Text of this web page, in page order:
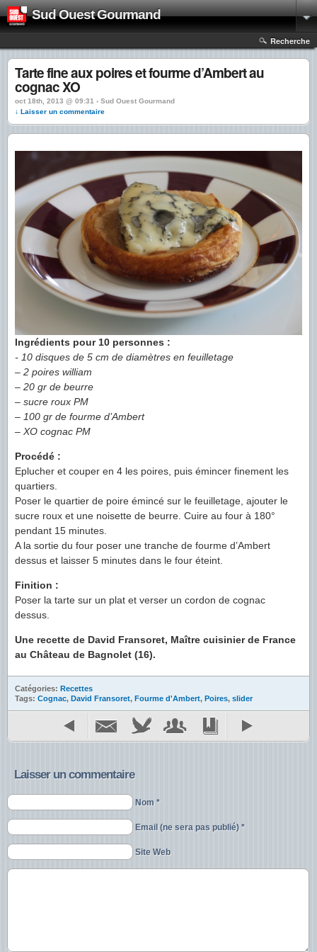
Sud Ouest Gourmand
Recherche
Tarte fine aux poires et fourme d’Ambert au
cognac XO
oct 18th, 2013 @ 09:31 › Sud Ouest Gourmand
↓ Laisser un commentaire
Ingrédients pour 10 personnes :
- 10 disques de 5 cm de diamètres en feuilletage
– 2 poires william
– 20 gr de beurre
– sucre roux PM
– 100 gr de fourme d’Ambert
– XO cognac PM
Procédé :
Eplucher et couper en 4 les poires, puis émincer finement les
quartiers.
Poser le quartier de poire émincé sur le feuilletage, ajouter le
sucre roux et une noisette de beurre. Cuire au four à 180°
pendant 15 minutes.
A la sortie du four poser une tranche de fourme d’Ambert
dessus et laisser 5 minutes dans le four éteint.
Finition :
Poser la tarte sur un plat et verser un cordon de cognac
dessus.
Une recette de David Fransoret, Maître cuisinier de France
au Château de Bagnolet (16).
Catégories: Recettes
Tags: Cognac, David Fransoret, Fourme d'Ambert, Poires, slider
Laisser un commentaire
Nom *
Email (ne sera pas publié) *
Site Web